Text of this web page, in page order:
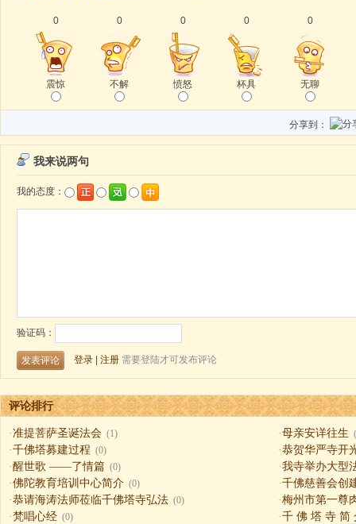
0
震惊
0
不解
0
愤怒
0
杯具
0
无聊
分享到：
评论排行
·准提菩萨圣诞法会 (1) ·母亲安详往生
·千佛塔募建过程 (0) ·恭贺华严寺开
·醒世歌 ——了情篇 (0) ·我寺举办大型
·佛陀教育培训中心简介 (0) ·千佛慈善会创
·恭请海涛法师莅临千佛塔寺弘法 (0) ·梅州市第一尊
·梵唱心经 (0) ·千 佛 塔 寺 简